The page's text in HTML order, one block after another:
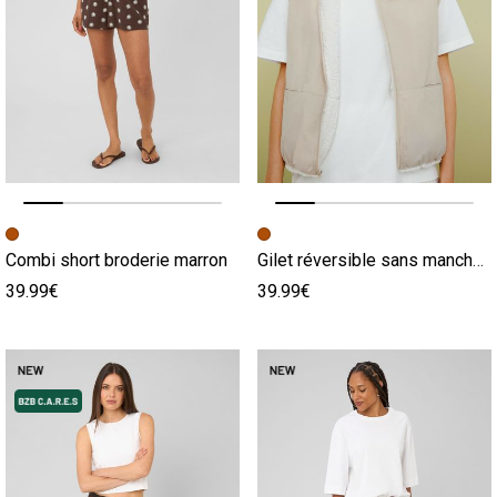
Image précédente
Image suivante
Combi short broderie marron
39.99€
Image précédente
Image suivante
Gilet réversible sans manches sherpa marron
39.99€